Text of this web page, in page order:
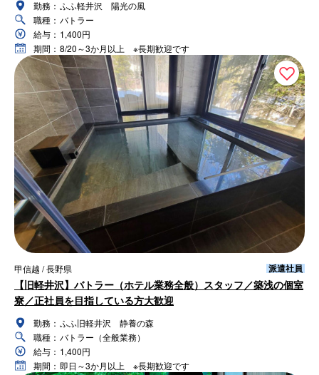
勤務： ふふ軽井沢 陽光の風
職種： バトラー
給与： 1,400円
期間： 8/20～3か月以上 ※長期歓迎です
甲信越 / 長野県 派遣社員
【旧軽井沢】バトラー（ホテル業務全般）スタッフ／築浅の個室
寮／正社員を目指している方大歓迎
勤務： ふふ旧軽井沢 静養の森
職種： バトラー（全般業務）
給与： 1,400円
期間： 即日～3か月以上 ※長期歓迎です